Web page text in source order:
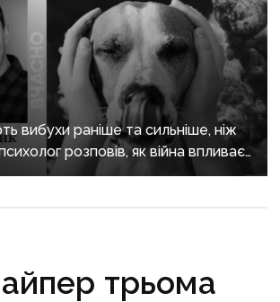
вибухи раніше та сильніше, ніж
розповів, як війна впливає
трьома